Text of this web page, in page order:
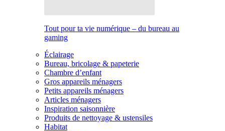
Tout pour ta vie numérique – du bureau au
gaming
Éclairage
Bureau, bricolage & papeterie
Chambre d’enfant
Gros appareils ménagers
Petits appareils ménagers
Articles ménagers
Inspiration saisonnière
Produits de nettoyage & ustensiles
Habitat